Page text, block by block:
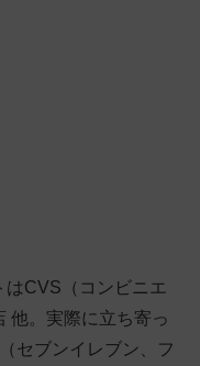
はCVS（コンビニエ
他。実際に立ち寄っ
セブンイレブン、フ